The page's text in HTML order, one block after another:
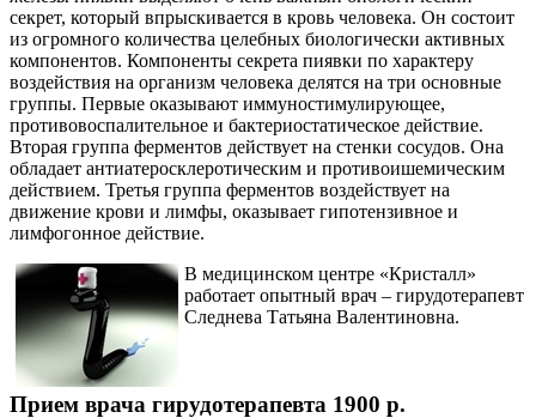
секрет, который впрыскивается в кровь человека. Он состоит
из огромного количества целебных биологически активных
компонентов. Компоненты секрета пиявки по характеру
воздействия на организм человека делятся на три основные
группы. Первые оказывают иммуностимулирующее,
противовоспалительное и бактериостатическое действие.
Вторая группа ферментов действует на стенки сосудов. Она
обладает антиатеросклеротическим и противоишемическим
действием. Третья группа ферментов воздействует на
движение крови и лимфы, оказывает гипотензивное и
лимфогонное действие.
В медицинском центре «Кристалл»
работает опытный врач – гирудотерапевт
Следнева Татьяна Валентиновна.
Прием врача гирудотерапевта 1900 p.